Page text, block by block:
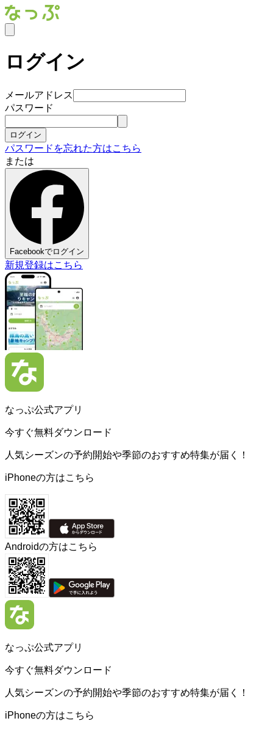
ログイン
メールアドレス
パスワード
ログイン
パスワードを忘れた方はこちら
または
Facebookでログイン
新規登録はこちら
なっぷ公式アプリ
今すぐ無料ダウンロード
人気シーズンの予約開始や季節のおすすめ特集が届く！
iPhoneの方はこちら
Androidの方はこちら
なっぷ公式アプリ
今すぐ無料ダウンロード
人気シーズンの予約開始や季節のおすすめ特集が届く！
iPhoneの方はこちら